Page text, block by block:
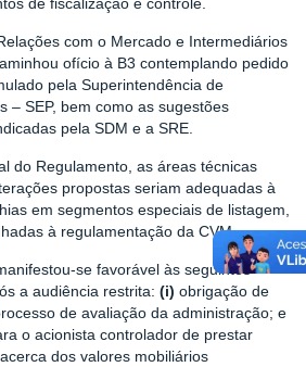
com o Mercado e Intermediários
ofício à B3 contemplando pedido
pela Superintendência de
– SEP, bem como as sugestões
pela SDM e a SRE.
do Regulamento, as áreas técnicas
propostas seriam adequadas à
em segmentos especiais de listagem,
à regulamentação da CVM.
se favorável às seguintes
a audiência restrita: (i) obrigação de
de avaliação da administração; e
o acionista controlador de prestar
dos valores mobiliários